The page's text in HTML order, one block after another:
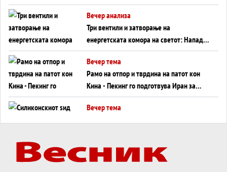
WILDBERRIES
Вечер анализа
Три вентили и затворање на
енергетската комора на светот: Нападот
во Суец најавува глобален енергетски
инфаркт?
Вечер тема
Рамо на отпор и тврдина на патот кон
Кина - Пекинг го подготвува Иран за
американска копнена инвазија
Вечер тема
Вечер тема